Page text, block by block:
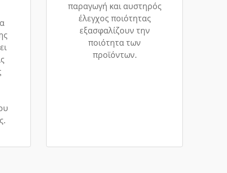
παραγωγή και αυστηρός
έλεγχος ποιότητας
εξασφαλίζουν την
ποιότητα των
προϊόντων.